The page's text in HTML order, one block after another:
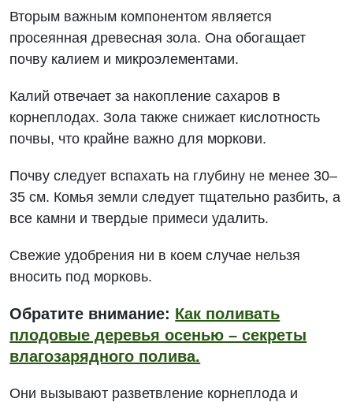
Вторым важным компонентом является
просеянная древесная зола. Она обогащает
почву калием и микроэлементами.
Калий отвечает за накопление сахаров в
корнеплодах. Зола также снижает кислотность
почвы, что крайне важно для моркови.
Почву следует вспахать на глубину не менее 30–
35 см. Комья земли следует тщательно разбить, а
все камни и твердые примеси удалить.
Свежие удобрения ни в коем случае нельзя
вносить под морковь.
Обратите внимание: Как поливать
плодовые деревья осенью – секреты
влагозарядного полива.
Они вызывают разветвление корнеплода и